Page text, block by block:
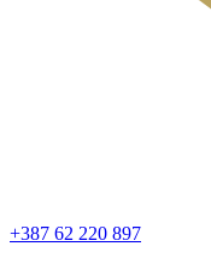
+387 62 220 897